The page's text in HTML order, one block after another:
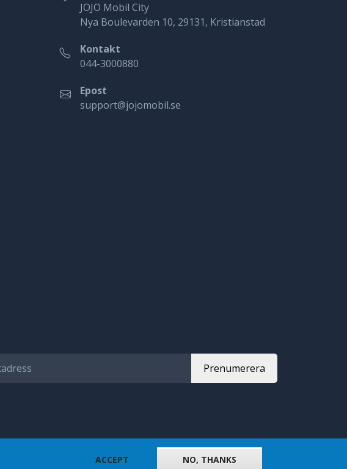
JOJO Mobil City
Nya Boulevarden 10, 29131, Kristianstad
Kontakt
044-3000880
Epost
support@jojomobil.se
Prenumerera
ACCEPT NO, THANKS